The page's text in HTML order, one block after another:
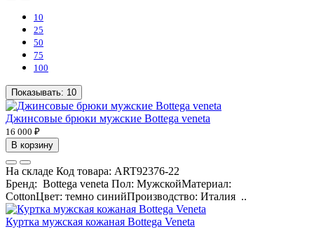
10
25
50
75
100
Показывать: 10
Джинсовые брюки мужские Bottega veneta
16 000 ₽
В корзину
На складе Код товара: ART92376-22
Бренд: Bottega veneta Пол: МужскойМатериал:
CottonЦвет: темно синийПроизводство: Италия ..
Куртка мужская кожаная Bottega Veneta